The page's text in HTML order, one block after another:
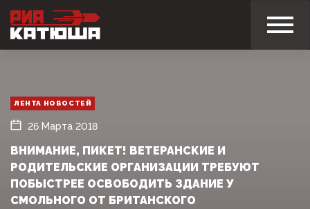
ЛЕНТА НОВОСТЕЙ
26 Марта 2018
ВНИМАНИЕ, ПИКЕТ! ВЕТЕРАНСКИЕ И
РОДИТЕЛЬСКИЕ ОРГАНИЗАЦИИ ТРЕБУЮТ
ПОБЫСТРЕЕ ОСВОБОДИТЬ ЗДАНИЕ У
СМОЛЬНОГО ОТ БРИТАНСКОГО